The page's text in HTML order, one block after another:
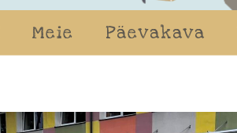
Meie Päevakava